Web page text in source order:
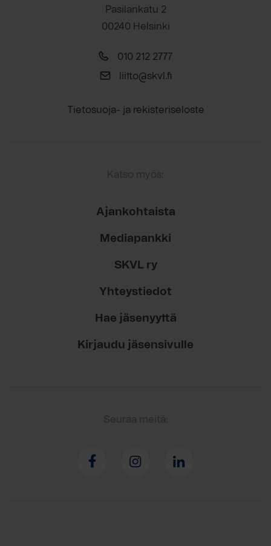
Pasilankatu 2
00240 Helsinki
010 212 2777
liitto@skvl.fi
Tietosuoja- ja rekisteriseloste
Katso myös:
Ajankohtaista
Mediapankki
SKVL ry
Yhteystiedot
Hae jäsenyyttä
Kirjaudu jäsensivulle
Seuraa meitä: